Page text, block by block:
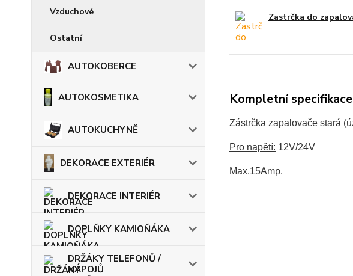
Vzduchové
Ostatní
AUTOKOBERCE
AUTOKOSMETIKA
AUTOKUCHYNĚ
DEKORACE EXTERIÉR
DEKORACE INTERIÉR
DOPLŇKY KAMIOŇÁKA
DRŽÁKY TELEFONŮ /
NÁPOJŮ
Zastrčka do
Kompletní specifikace
Zástrčka zapalovače stará
Pro napětí: 12V/24V
Max.15Amp.